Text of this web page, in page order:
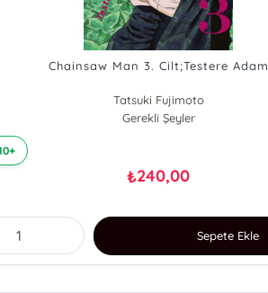
Chainsaw Man 3. Cilt;Testere Adam
Tatsuki Fujimoto
Gerekli Şeyler
₺240,00
Sepete Ekle